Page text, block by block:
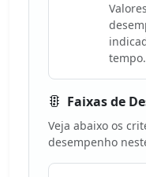
tempo.
Faixas de
Veja abaixo os
desempenho